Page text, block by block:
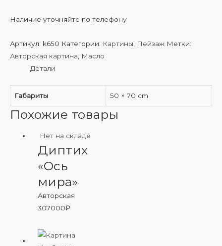
Наличие уточняйте по телефону
Артикул: k650 Категории: Картины Пейзаж Метки:
Авторская картина
Масло
Детали
Габариты 50 × 70 cm
Похожие товары
Нет на складе
Диптих
«Ось
мира»
Авторская
307000₽